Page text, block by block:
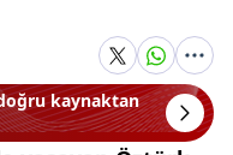
kaynaktan